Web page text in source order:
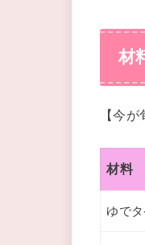
材
【今
材料
ゆで